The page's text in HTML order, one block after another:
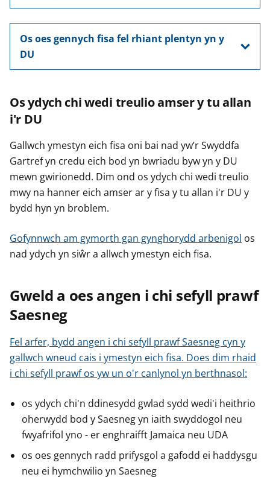
Os oes gennych fisa fel rhiant plentyn yn y
DU
Os ydych chi wedi treulio amser y tu allan
i'r DU
Gallwch ymestyn eich fisa oni bai nad yw’r Swyddfa
Gartref yn credu eich bod yn bwriadu byw yn y DU
mewn gwirionedd. Dim ond os ydych chi wedi treulio
mwy na hanner eich amser ar y fisa y tu allan i'r DU y
bydd hyn yn broblem.
Gofynnwch am gymorth gan gynghorydd arbenigol os
nad ydych yn siŵr a allwch ymestyn eich fisa.
Gweld a oes angen i chi sefyll prawf
Saesneg
Fel arfer, bydd angen i chi sefyll prawf Saesneg cyn y
gallwch wneud cais i ymestyn eich fisa. Does dim rhaid
i chi sefyll prawf os yw un o'r canlynol yn berthnasol:
os ydych chi'n ddinesydd gwlad sydd wedi'i heithrio
oherwydd bod y Saesneg yn iaith swyddogol neu
fwyafrifol yno - er enghraifft Jamaica neu UDA
os oes gennych radd prifysgol a gafodd ei haddysgu
neu ei hymchwilio yn Saesneg